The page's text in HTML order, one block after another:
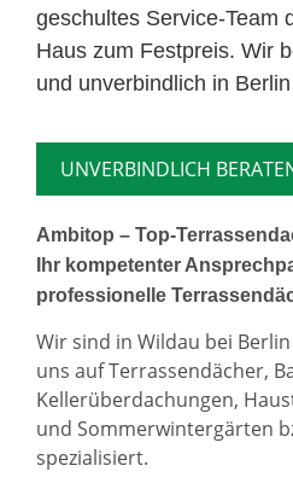
geschultes Service-Team
Haus zum Festpreis. Wir
und unverbindlich in Berlin
UNVERBINDLICH
Ambitop – Top-
Ihr kompetenter
professionelle
Wir sind in Wildau bei
uns auf Terrassendächer,
Kellerüberdachungen,
und Sommerwintergärten
spezialisiert.